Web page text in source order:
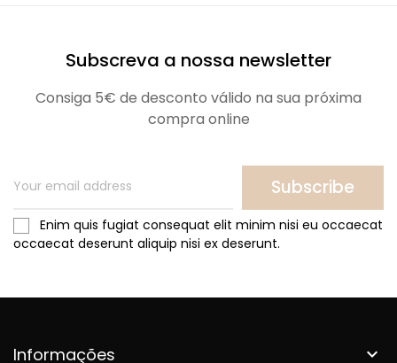
Subscreva a nossa newsletter
Consiga 5€ de desconto válido na sua próxima
compra online
Subscribe
Enim quis fugiat consequat elit minim nisi eu occaecat
occaecat deserunt aliquip nisi ex deserunt.
Informações 